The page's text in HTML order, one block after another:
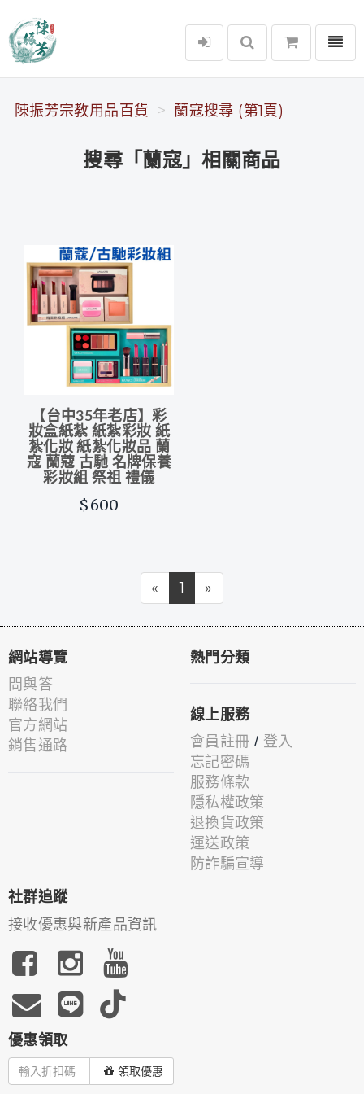
陳振芳宗教用品百貨
選單
陳振芳宗教用品百貨 蘭寇搜尋 (第1頁)
搜尋「蘭寇」相關商品
【台中35年老店】彩
妝盒紙紮 紙紮彩妝 紙
紮化妝 紙紮化妝品 蘭
寇 蘭蔻 古馳 名牌保養
彩妝組 祭祖 禮儀
$600
« 1 »
網站導覽
問與答
聯絡我們
官方網站
銷售通路
熱門分類
線上服務
會員註冊 / 登入
忘記密碼
服務條款
隱私權政策
退換貨政策
運送政策
防詐騙宣導
社群追蹤
接收優惠與新產品資訊
優惠領取
領取優惠